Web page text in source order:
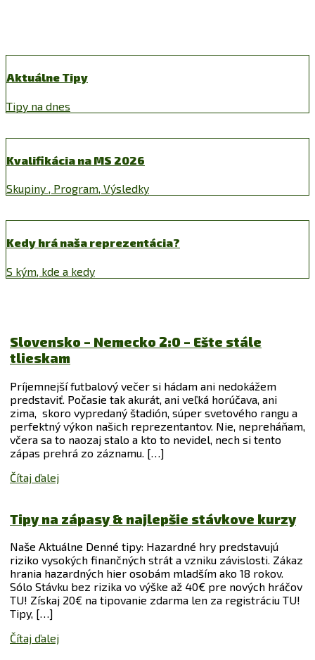
Aktuálne Tipy
Tipy na dnes
Kvalifikácia na MS 2026
Skupiny , Program, Výsledky
Kedy hrá naša reprezentácia?
S kým, kde a kedy
Slovensko – Nemecko 2:0 – Ešte stále
tlieskam
Príjemnejší futbalový večer si hádam ani nedokážem
predstaviť. Počasie tak akurát, ani veľká horúčava, ani
zima, skoro vypredaný štadión, súper svetového rangu a
perfektný výkon našich reprezentantov. Nie, nepreháňam,
včera sa to naozaj stalo a kto to nevidel, nech si tento
zápas prehrá zo záznamu. […]
Čítaj ďalej
Tipy na zápasy & najlepšie stávkove kurzy
Naše Aktuálne Denné tipy: Hazardné hry predstavujú
riziko vysokých finančných strát a vzniku závislosti. Zákaz
hrania hazardných hier osobám mladším ako 18 rokov.
Sólo Stávku bez rizika vo výške až 40€ pre nových hráčov
TU! Získaj 20€ na tipovanie zdarma len za registráciu TU!
Tipy, […]
Čítaj ďalej